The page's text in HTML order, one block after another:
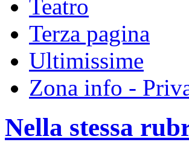
Teatro
Terza pagina
Ultimissime
Zona info -
Nella stessa